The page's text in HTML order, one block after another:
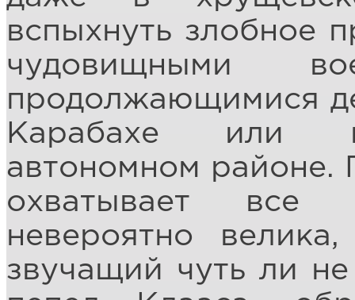
вспыхнуть злобное
чудовищными
продолжающимися
Карабахе или в
автономном районе.
охватывает все
невероятно
звучащий чуть ли